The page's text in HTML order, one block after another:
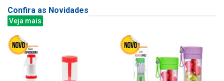
Confira as Novidades
Veja mais